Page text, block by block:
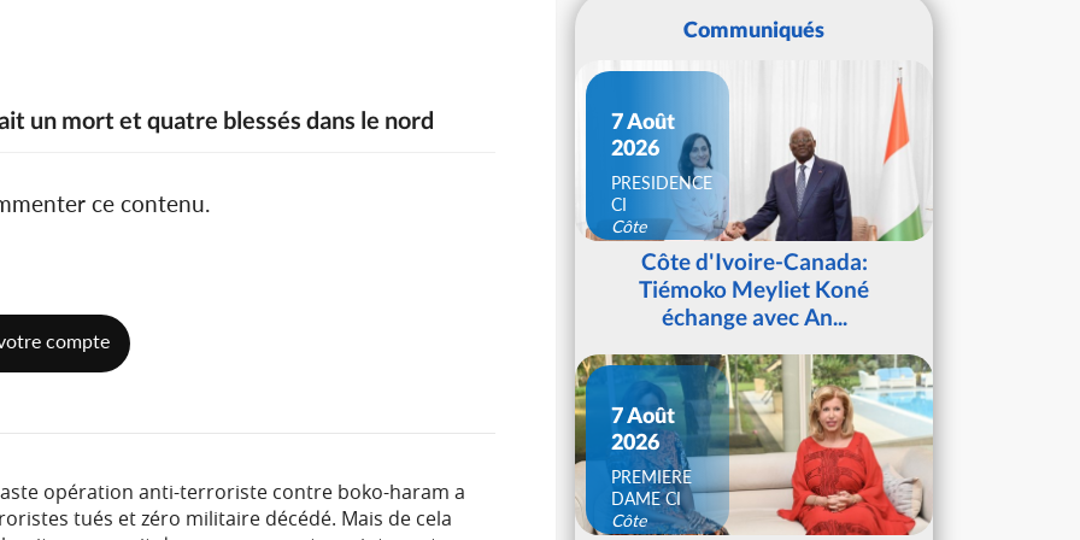
un mort et quatre blessés dans le nord
ce contenu.
compte
opération anti-terroriste contre boko-haram a
tués et zéro militaire décédé. Mais de cela
Communiqués
7 Août
2026
PRESIDENCE
CI
Côte
d'IvoireCôte d'Ivoire-Canada:
Tiémoko Meyliet Koné
échange avec An...
7 Août
2026
PREMIERE
DAME CI
Côte